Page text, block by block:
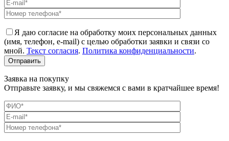
Я даю согласие на обработку моих персональных данных
(имя, телефон, e-mail) с целью обработки заявки и связи со
мной. Текст согласия. Политика конфиденциальности.
Заявка на покупку
Отправьте заявку, и мы свяжемся с вами в кратчайшее время!